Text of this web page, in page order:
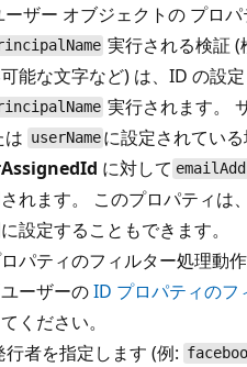
ーザー オブジェクトの プロ
実行される検証
能な文字など) は、ID の設
実行されます。
は userName に設定されてい
に対して
れます。 このプロパティは
設定することもできます。
パティのフィルター処理動
ーザーのID プロパティのフ
ください。
行者を指定します (例: